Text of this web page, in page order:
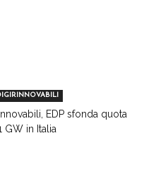
EDP sfonda quota
GW in Italia